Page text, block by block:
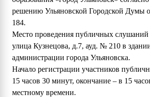
решению Ульяновской Городской Думы
184.
Место проведения публичных слушаний
улица Кузнецова, д.7, ауд. № 210 в
администрации города Ульяновска.
Начало регистрации участников
15 часов 30 минут, окончание – в 15
местному времени.